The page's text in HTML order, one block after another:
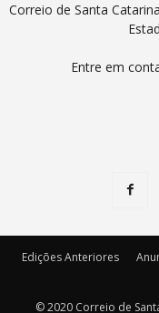
Correio de Santa
Entre em
Edições Anteriores
© 2020 Correio de